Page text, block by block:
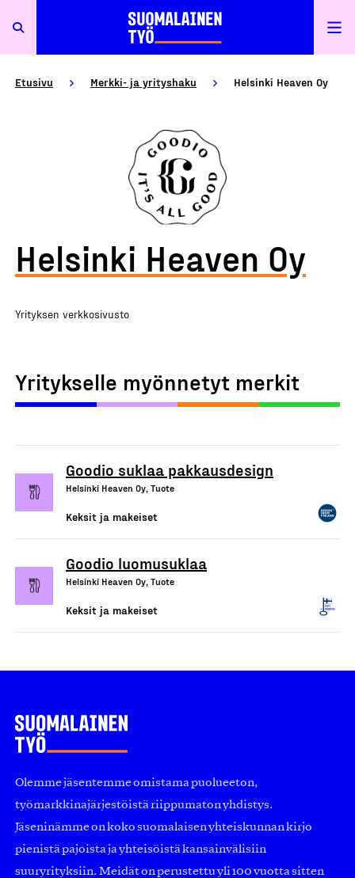
Etusivu Merkki- ja yrityshaku Helsinki Heaven Oy
Helsinki Heaven Oy
Yrityksen verkkosivusto
Yritykselle myönnetyt merkit
Goodio suklaa pakkausdesign
Helsinki Heaven Oy, Tuote
Keksit ja makeiset
Goodio luomusuklaa
Helsinki Heaven Oy, Tuote
Keksit ja makeiset
Olemme jäsentemme omistama puolueeton,
työmarkkinajärjestöistä riippumaton yhdistys.
Jäseninämme on koko suomalaisen yhteiskunnan kirjo
pienistä pajoista ja yhteisöistä kansainvälisiin
suuryrityksiin. Meidät on perustettu yli 100 vuotta sitten